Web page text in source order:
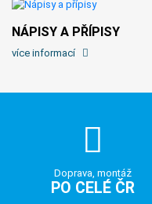
NÁPISY A PŘÍPISY
více informací
Doprava, montáž
PO CELÉ ČR